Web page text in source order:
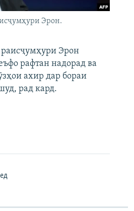
Эрон.
Эрон
рафтан надорад ва
ахир дар бораи
рад кард.